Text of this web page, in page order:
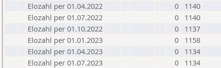
Elozahl per 01.04.2022
0
1140
Elozahl per 01.07.2022
0
1140
Elozahl per 01.10.2022
0
1137
Elozahl per 01.01.2023
0
1158
Elozahl per 01.04.2023
0
1134
Elozahl per 01.07.2023
0
1134